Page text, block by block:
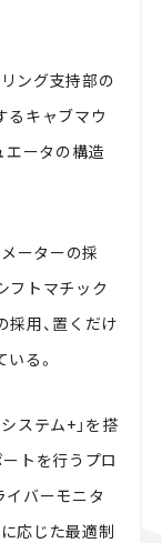
ング支持部の
るキャブマウ
エータの構造
ーターの採
フトマチック
採用、置くだけ
る。
ステム+」を搭
トを行うプロ
イバーモニタ
応じた最適制